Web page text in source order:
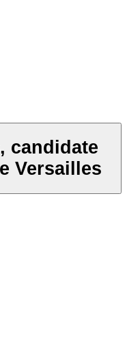
candidate
Versailles